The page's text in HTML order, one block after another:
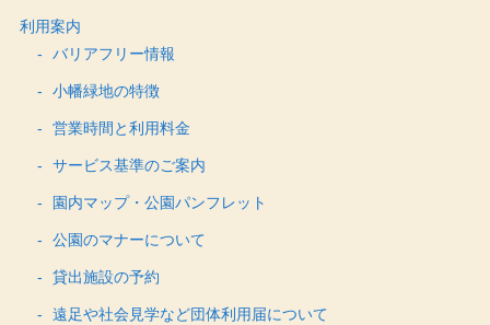
利用案内
バリアフリー情報
小幡緑地の特徴
営業時間と利用料金
サービス基準のご案内
園内マップ・公園パンフレット
公園のマナーについて
貸出施設の予約
遠足や社会見学など団体利用届について